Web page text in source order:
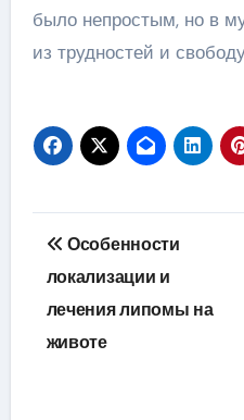
было непростым, но в
из трудностей и
Навигация
по
записям
Особенности
локализации и
лечения липомы на
животе